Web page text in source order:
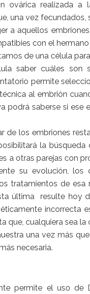
ovárica realizada
una vez fecundados,
a aquellos
con el
de una célula
saber cuáles son
permite
al embrión
podrá saberse si
de los embriones
la
a otras parejas con
su evolución,
tratamientos de
última resulte hoy
incorrecta
que, cualquiera sea
una vez más
necesaria.
permite el uso